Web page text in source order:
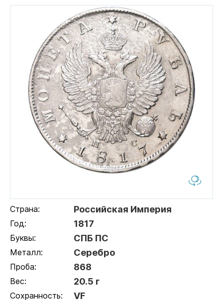
Страна: Российская Империя
Год: 1817
Буквы: СПБ ПС
Металл: Серебро
Проба: 868
Вес: 20.5 г
Сохранность: VF